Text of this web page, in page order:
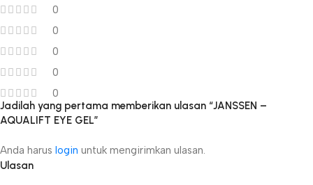
0
0
0
0
0
Ulasan
Jadilah yang pertama memberikan ulasan “JANSSEN –
AQUALIFT EYE GEL”
Anda harus login untuk mengirimkan ulasan.